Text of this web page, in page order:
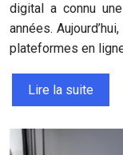
digital a connu
années.
plateformes en
Lire la suite